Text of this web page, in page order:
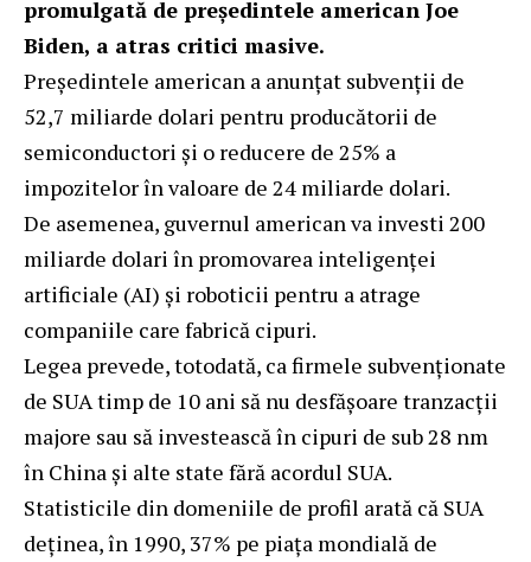
promulgată de președintele american Joe
Biden, a atras critici masive.
Președintele american a anunțat subvenții de
52,7 miliarde dolari pentru producătorii de
semiconductori și o reducere de 25% a
impozitelor în valoare de 24 miliarde dolari.
De asemenea, guvernul american va investi 200
miliarde dolari în promovarea inteligenței
artificiale (AI) și roboticii pentru a atrage
companiile care fabrică cipuri.
Legea prevede, totodată, ca firmele subvenționate
de SUA timp de 10 ani să nu desfășoare tranzacții
majore sau să investească în cipuri de sub 28 nm
în China și alte state fără acordul SUA.
Statisticile din domeniile de profil arată că SUA
deținea, în 1990, 37% pe piața mondială de